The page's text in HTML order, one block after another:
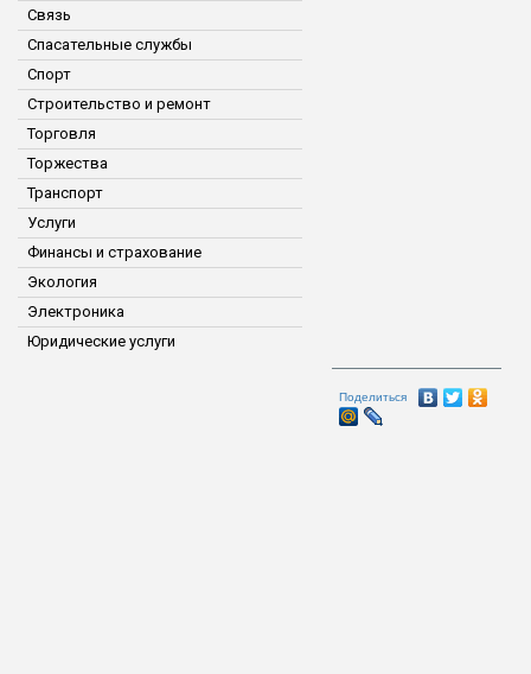
Связь
Спасательные службы
Спорт
Строительство и ремонт
Торговля
Торжества
Транспорт
Услуги
Финансы и страхование
Экология
Электроника
Юридические услуги
Поделиться